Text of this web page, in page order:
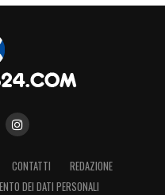
CONTATTI
REDAZIONE
DEI DATI PERSONALI